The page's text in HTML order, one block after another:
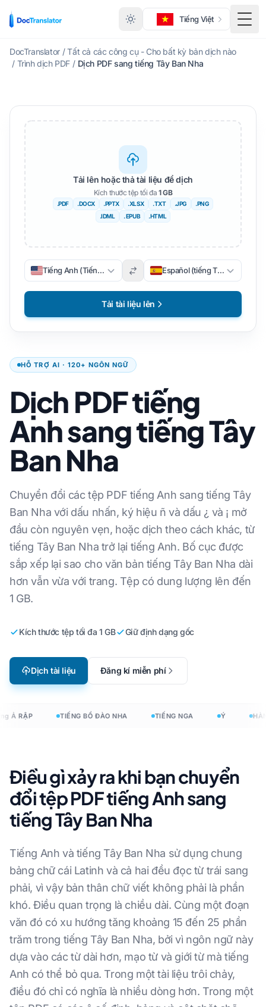
Tiếng Việt
DocTranslator / Tất cả các công cụ - Cho bất kỳ bản dịch nào
/ Trình dịch PDF / Dịch PDF sang tiếng Tây Ban Nha
HỖ TRỢ AI · 120+ NGÔN NGỮ
Dịch PDF tiếng
Anh sang tiếng Tây
Ban Nha
Chuyển đổi các tệp PDF tiếng Anh sang tiếng Tây
Ban Nha với dấu nhấn, ký hiệu ñ và dấu ¿ và ¡ mở
đầu còn nguyên vẹn, hoặc dịch theo cách khác, từ
tiếng Tây Ban Nha trở lại tiếng Anh. Bố cục được
sắp xếp lại sao cho văn bản tiếng Tây Ban Nha dài
hơn vẫn vừa với trang. Tệp có dung lượng lên đến
1 GB.
Kích thước tệp tối đa 1 GB Giữ định dạng gốc
Dịch tài liệu Đăng kí miễn phí
Tải lên hoặc thả tài liệu để dịch
Kích thước tệp tối đa 1 GB
.PDF .DOCX .PPTX .XLSX .TXT .JPG
.PNG
.IDML
. EPUB .HTML
Tiếng Anh (Tiếng Anh) Español (tiếng Tây Ban Nha)
Tải tài liệu lên
Ả RẬP TIẾNG BỒ ĐÀO NHA TIẾNG NGA Ý
Điều gì xảy ra khi bạn chuyển
đổi tệp PDF tiếng Anh sang
tiếng Tây Ban Nha
Tiếng Anh và tiếng Tây Ban Nha sử dụng chung
bảng chữ cái Latinh và cả hai đều đọc từ trái sang
phải, vì vậy bản thân chữ viết không phải là phần
khó. Điều quan trọng là chiều dài. Cùng một đoạn
văn đó có xu hướng tăng khoảng 15 đến 25 phần
trăm trong tiếng Tây Ban Nha, bởi vì ngôn ngữ này
dựa vào các từ dài hơn, mạo từ và giới từ mà tiếng
Anh có thể bỏ qua. Trong một tài liệu trôi chảy,
điều đó chỉ có nghĩa là nhiều dòng hơn. Trong một